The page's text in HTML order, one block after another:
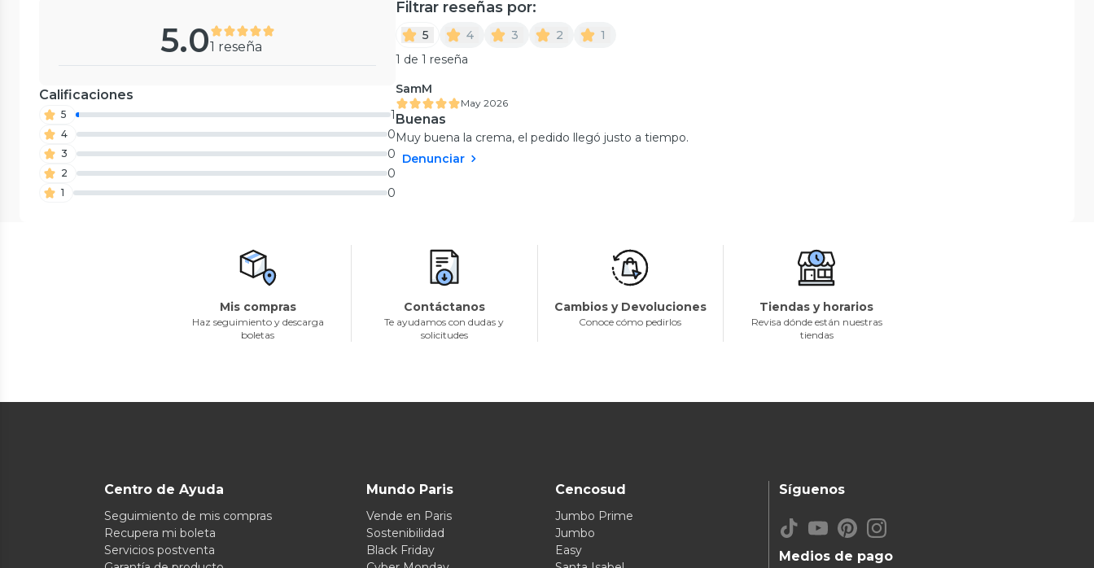
5.01 reseña
Calificaciones
5 1
4 0
3 0
2 0
1 0
Filtrar reseñas por:
5 4 3 2
1
1 de 1 reseña
SamM
May 2026
Buenas
Muy buena la crema, el pedido llegó justo a tiempo.
Denunciar
Mis compras
Haz seguimiento y descarga
boletas
Contáctanos
Te ayudamos con dudas y
solicitudes
Cambios y Devoluciones
Conoce cómo pedirlos
Tiendas y horarios
Revisa dónde están nuestras
tiendas
Centro de Ayuda
Seguimiento de mis compras
Recupera mi boleta
Servicios postventa
Mundo Paris
Vende en Paris
Sostenibilidad
Black Friday
Cencosud
Jumbo Prime
Jumbo
Easy
Medios de pago
Síguenos